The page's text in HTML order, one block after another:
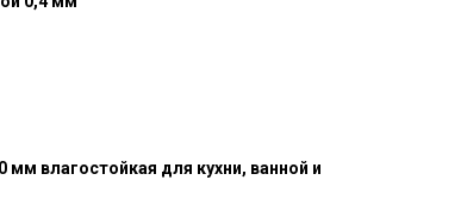
влагостойкая для кухни, ванной и